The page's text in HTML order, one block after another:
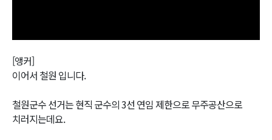
[앵커]
이어서 철원 입니다.
철원군수 선거는 현직 군수의 3선 연임 제한으로 무주공산으로
치러지는데요.